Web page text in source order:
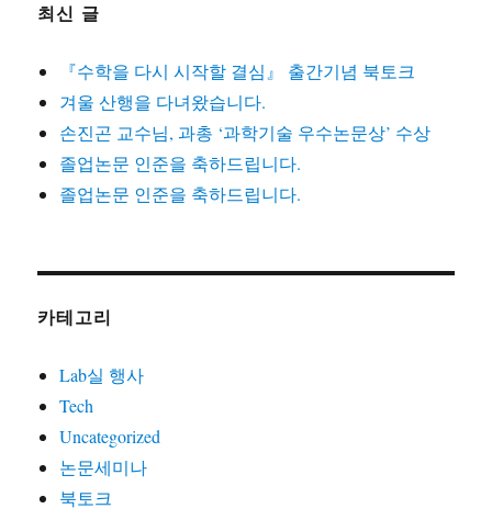
최신 글
『수학을 다시 시작할 결심』 출간기념 북토크
겨울 산행을 다녀왔습니다.
손진곤 교수님, 과총 ‘과학기술 우수논문상’ 수상
졸업논문 인준을 축하드립니다.
졸업논문 인준을 축하드립니다.
카테고리
Lab실 행사
Tech
Uncategorized
논문세미나
북토크